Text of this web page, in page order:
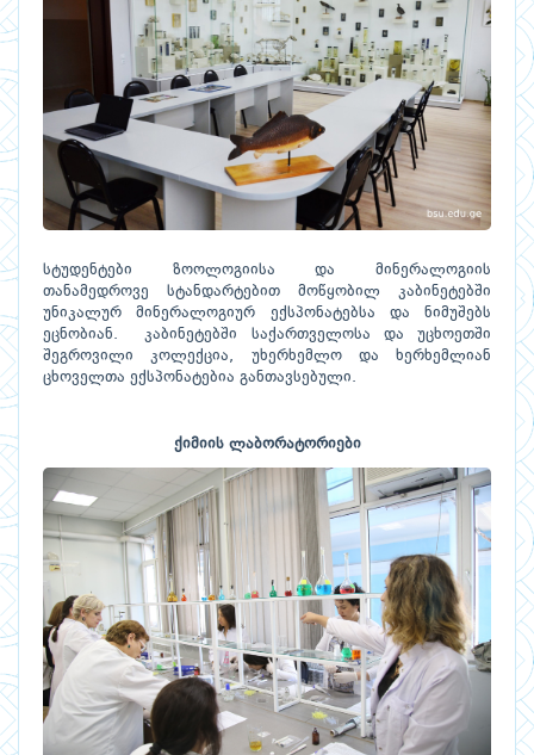
სტუდენტები ზოოლოგიისა და მინერალოგიის
თანამედროვე სტანდარტებით მოწყობილ კაბინეტებში
უნიკალურ მინერალოგიურ ექსპონატებსა და ნიმუშებს
ეცნობიან. კაბინეტებში საქართველოსა და უცხოეთში
შეგროვილი კოლექცია, უხერხემლო და ხერხემლიან
ცხოველთა ექსპონატებია განთავსებული.
ქიმიის ლაბორატორიები